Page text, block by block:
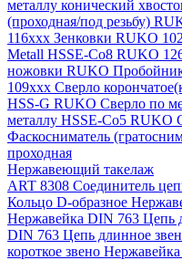
металлу конический
(проходная/под резьбу)
116xxx Зенковки RUKO
Metall HSSE-Co8 RUKO
ножовки RUKO
109ххх Сверло
HSS-G RUKO Сверло по
металлу HSSE-Co5 RUKO
Фаскосниматель
проходная
Нержавеющий такелаж
ART 8308 Соединитель
Кольцо D-образное
Нержавейка DIN 763 Цепь
DIN 763 Цепь длинное
короткое звено